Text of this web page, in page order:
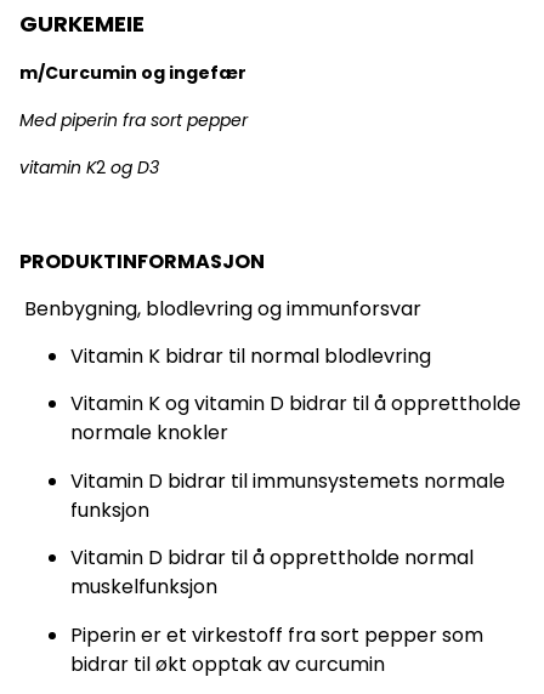
GURKEMEIE
m/Curcumin og ingefær
Med piperin fra sort pepper
vitamin K2 og D3
PRODUKTINFORMASJON
Benbygning, blodlevring og immunforsvar
Vitamin K bidrar til normal blodlevring
Vitamin K og vitamin D bidrar til å opprettholde
normale knokler
Vitamin D bidrar til immunsystemets normale
funksjon
Vitamin D bidrar til å opprettholde normal
muskelfunksjon
Piperin er et virkestoff fra sort pepper som
bidrar til økt opptak av curcumin